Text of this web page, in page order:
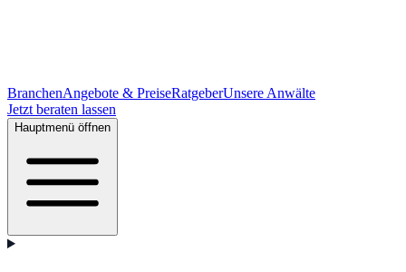
BranchenAngebote & PreiseRatgeberUnsere Anwälte
Jetzt beraten lassen
Hauptmenü öffnen